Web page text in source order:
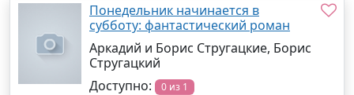
Понедельник начинается в
субботу: фантастический роман
Аркадий и Борис Стругацкие, Борис
Стругацкий
Доступно:
0 из 1